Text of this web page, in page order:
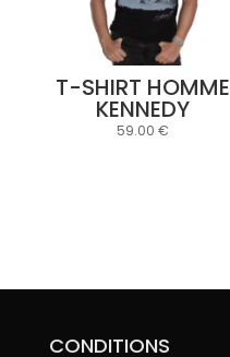
T-SHIRT HOMME
KENNEDY
59.00 €
CONDITIONS